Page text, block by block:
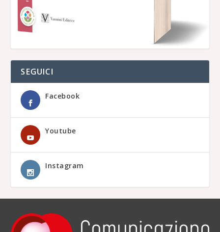
SEGUICI
Facebook
Youtube
Instagram